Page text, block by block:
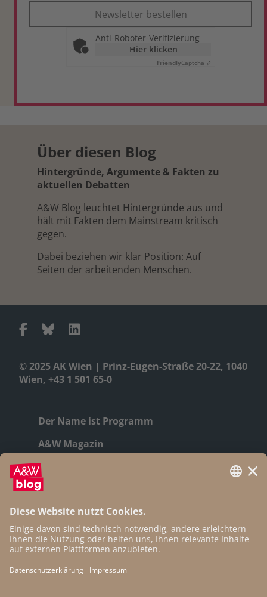
Newsletter bestellen
Anti-Roboter-Verifizierung
Hier klicken
FriendlyCaptcha ⇗
© 2025 AK Wien | Prinz-Eugen-Straße 20-22, 1040
Wien, +43 1 501 65-0
Der Name ist Programm
A&W Magazin
Geschichte
Autor:innen
Newsletter
Open Access
Über diesen Blog
Hintergründe, Argumente & Fakten zu
aktuellen Debatten
A&W Blog leuchtet Hintergründe aus und
hält mit Fakten dem Mainstream kritisch
gegen.
Dabei beziehen wir klar Position: Auf
Seiten der arbeitenden Menschen.